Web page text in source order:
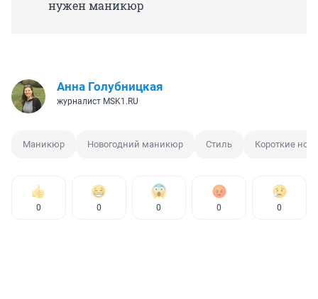
нужен маникюр
Анна Голубницкая
журналист MSK1.RU
Маникюр Новогодний маникюр Стиль Короткие
0 0 0 0 0